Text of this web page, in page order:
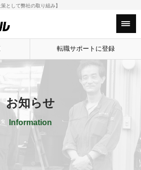
として弊社の取り組み】
転職サポートに登録
せ 【新型コロナウイル
お知らせ
Information